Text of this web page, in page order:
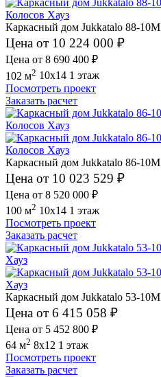
Каркасный дом Jukkatalo 88-10M
Цена от 10 224 000 ₽
Цена от 8 690 400 ₽
102 м2 10x14 1 этаж
Посмотреть проект
Заказать расчет
Каркасный дом Jukkatalo 86-10M
Цена от 10 023 529 ₽
Цена от 8 520 000 ₽
100 м2 10x14 1 этаж
Посмотреть проект
Заказать расчет
Каркасный дом Jukkatalo 53-10M
Цена от 6 415 058 ₽
Цена от 5 452 800 ₽
64 м2 8x12 1 этаж
Посмотреть проект
Заказать расчет